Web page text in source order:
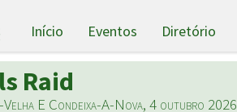
Início Eventos Diretório
Raid
Velha E Condeixa-A-Nova, 4 outubro 2026